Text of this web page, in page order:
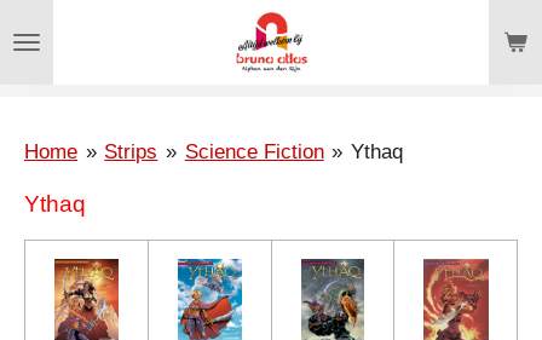
direct
hoofdinhoud
Home » Strips » Science Fiction » Ythaq
Ythaq